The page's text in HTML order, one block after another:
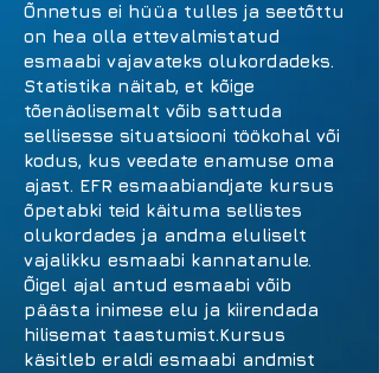
Õnnetus ei hüüa tulles ja seetõttu
on hea olla ettevalmistatud
esmaabi vajavateks olukordadeks.
Statistika näitab, et kõige
tõenäolisemalt võib sattuda
sellisesse situatsiooni töökohal või
kodus, kus veedate enamuse oma
ajast. EFR esmaabiandjate kursus
õpetabki teid käituma sellistes
olukordades ja andma eluliselt
vajalikku esmaabi kannatanule.
Õigel ajal antud esmaabi võib
päästa inimese elu ja kiirendada
hilisemat taastumist.Kursus
käsitleb eraldi esmaabi andmist